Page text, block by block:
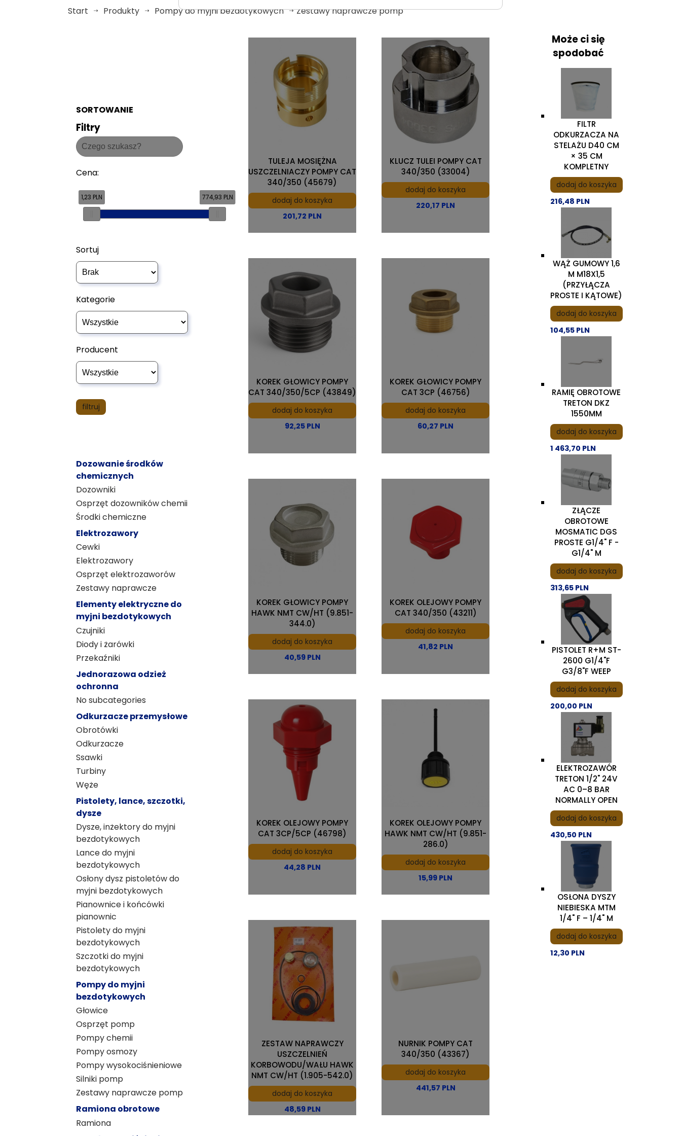
Start Produkty Pompy do myjni bezdotykowych Zestawy naprawcze pomp
SORTOWANIE
Filtry
Cena:
1,23 PLN 774,93 PLN
Sortuj
Kategorie
Producent
Dozowanie środków
chemicznych
Dozowniki
Osprzęt dozowników chemii
Środki chemiczne
Elektrozawory
Cewki
Elektrozawory
Osprzęt elektrozaworów
Zestawy naprawcze
Elementy elektryczne do
myjni bezdotykowych
Czujniki
Diody i żarówki
Przekaźniki
Jednorazowa odzież
ochronna
No subcategories
Odkurzacze przemysłowe
Obrotówki
Odkurzacze
Ssawki
Turbiny
Węże
Pistolety, lance, szczotki,
dysze
Dysze, inżektory do myjni
bezdotykowych
Lance do myjni
bezdotykowych
Osłony dysz pistoletów do
myjni bezdotykowych
Pianownice i końcówki
pianownic
Pistolety do myjni
bezdotykowych
Szczotki do myjni
bezdotykowych
Pompy do myjni
bezdotykowych
Głowice
Osprzęt pomp
Pompy chemii
Pompy osmozy
Pompy wysokociśnieniowe
Silniki pomp
Zestawy naprawcze pomp
Ramiona obrotowe
Ramiona
201,72 PLN
TULEJA MOSIĘŻNA
USZCZELNIACZY POMPY CAT
340/350 (45679)
dodaj do koszyka 220,17 PLN
KLUCZ TULEI POMPY CAT
340/350 (33004)
dodaj do koszyka
92,25 PLN
KOREK GŁOWICY POMPY
CAT 340/350/5CP (43849)
dodaj do koszyka
60,27 PLN
KOREK GŁOWICY POMPY
CAT 3CP (46756)
dodaj do koszyka
40,59 PLN
KOREK GŁOWICY POMPY
HAWK NMT CW/HT (9.851-
344.0)
dodaj do koszyka 41,82 PLN
KOREK OLEJOWY POMPY
CAT 340/350 (43211)
dodaj do koszyka
44,28 PLN
KOREK OLEJOWY POMPY
CAT 3CP/5CP (46798)
dodaj do koszyka
15,99 PLN
KOREK OLEJOWY POMPY
HAWK NMT CW/HT (9.851-
286.0)
dodaj do koszyka
48,59 PLN
ZESTAW NAPRAWCZY
USZCZELNIEŃ
KORBOWODU/WAŁU HAWK
NMT CW/HT (1.905-542.0)
dodaj do koszyka
441,57 PLN
NURNIK POMPY CAT
340/350 (43367)
dodaj do koszyka
Może ci się
spodobać
FILTR
ODKURZACZA NA
STELAŻU D40 CM
× 35 CM
KOMPLETNY
dodaj do koszyka
216,48 PLN
WĄŻ GUMOWY 1,6
M M18X1,5
(PRZYŁĄCZA
PROSTE I KĄTOWE)
dodaj do koszyka
104,55 PLN
RAMIĘ OBROTOWE
TRETON DKZ
1550MM
dodaj do koszyka
1 463,70 PLN
ZŁĄCZE
OBROTOWE
MOSMATIC DGS
PROSTE G1/4" F -
G1/4" M
dodaj do koszyka
313,65 PLN
PISTOLET R+M ST-
2600 G1/4"F
G3/8"F WEEP
dodaj do koszyka
200,00 PLN
ELEKTROZAWÓR
TRETON 1/2" 24V
AC 0–8 BAR
NORMALLY OPEN
dodaj do koszyka
430,50 PLN
OSŁONA DYSZY
NIEBIESKA MTM
1/4" F – 1/4" M
dodaj do koszyka
12,30 PLN